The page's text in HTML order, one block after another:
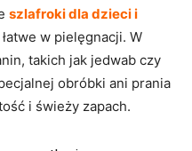
szlafroki dla dzieci i
w pielęgnacji. W
takich jak jedwab czy
obróbki ani prania
i świeży zapach.